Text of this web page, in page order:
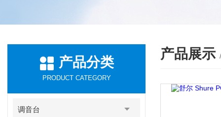
产品分类
PRODUCT CATEGORY
调音台
产品展示